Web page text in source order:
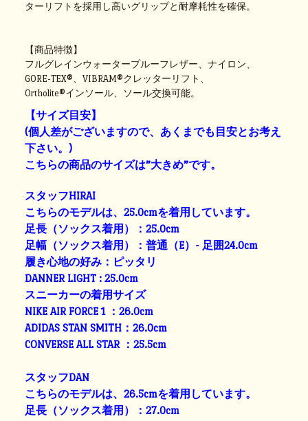
ターリフトを採用し高いグリップと耐摩耗性を確保。
【商品特徴】
フルグレインウォータープルーフレザー、ナイロン、
GORE-TEX®、VIBRAM®クレッターリフト、
Ortholite®インソール、ソール交換可能。
【サイズ目安】
(個人差がございますので、あくまでも目安とお考え
下さい。)
こちらの商品のサイズは”大きめ”です。
スタッフHIRAI
こちらのモデルは、25.0cmを着用しています。
足長（ソックス着用）：25.0cm
足幅（ソックス着用）：普通（E）- 足囲24.0cm
履き心地の好み：ピッタリ
DANNER LIGHT : 25.0cm
スニーカーの着用サイズ
NIKE AIR FORCE 1 ：26.0cm
ADIDAS STAN SMITH：26.0cm
CONVERSE ALL STAR ：25.5cm
スタッフDAN
こちらのモデルは、26.5cmを着用しています。
足長（ソックス着用）：27.0cm